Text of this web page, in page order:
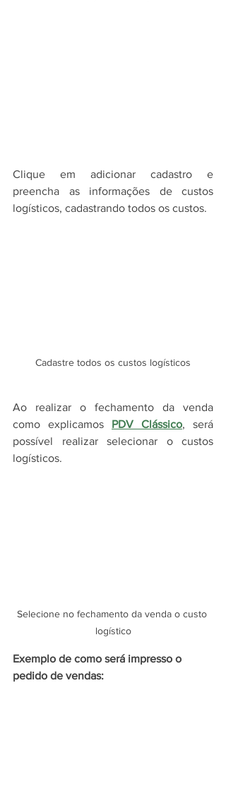
Clique em adicionar cadastro e
preencha as informações de custos
logísticos, cadastrando todos os custos.
Cadastre todos os custos logísticos
Ao realizar o fechamento da venda
como explicamos PDV Clássico, será
possível realizar selecionar o custos
logísticos.
Selecione no fechamento da venda o custo
logístico
Exemplo de como será impresso o
pedido de vendas: